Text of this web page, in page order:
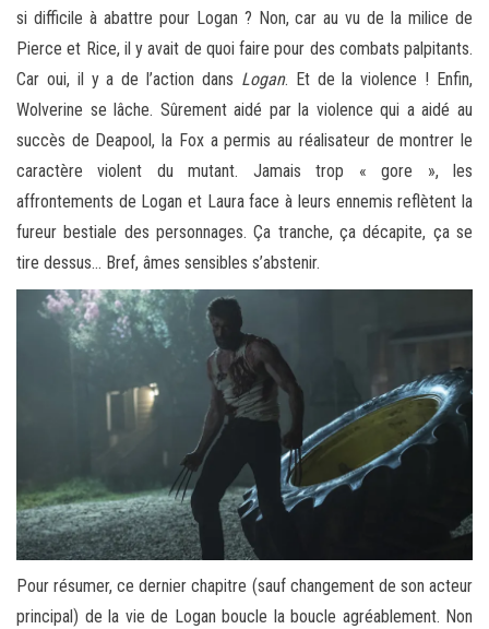
si difficile à abattre pour Logan ? Non, car au vu de la milice de
Pierce et Rice, il y avait de quoi faire pour des combats palpitants.
Car oui, il y a de l’action dans Logan. Et de la violence ! Enfin,
Wolverine se lâche. Sûrement aidé par la violence qui a aidé au
succès de Deapool, la Fox a permis au réalisateur de montrer le
caractère violent du mutant. Jamais trop « gore », les
affrontements de Logan et Laura face à leurs ennemis reflètent la
fureur bestiale des personnages. Ça tranche, ça décapite, ça se
tire dessus… Bref, âmes sensibles s’abstenir.
Pour résumer, ce dernier chapitre (sauf changement de son acteur
principal) de la vie de Logan boucle la boucle agréablement. Non